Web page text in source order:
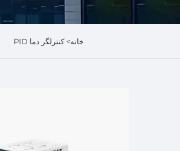
خانه>کنترلگر دما PID